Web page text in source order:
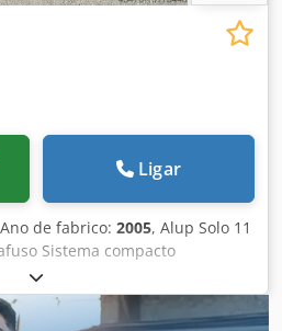
Ligar
de fabrico: 2005, Alup Solo 11
Sistema compacto
tubulação e fiação interna,
com injeção de óleo,
acústico e controle de